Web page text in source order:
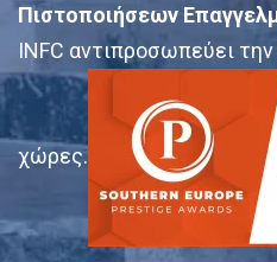
Πιστοποιήσεων
INFC αντιπροσωπεύει
χώρες.